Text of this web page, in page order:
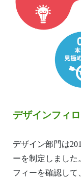
デザインフィ
デザイン部門は
ーを制定しました
フィーを確認して